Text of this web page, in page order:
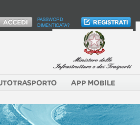
PASSWORD
DIMENTICATA?
APP MOBILE